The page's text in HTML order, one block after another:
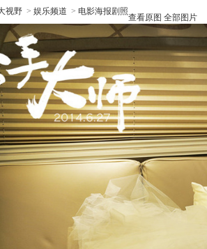
视野 > 娱乐频道 > 电影海报剧照
查看原图 全部图片